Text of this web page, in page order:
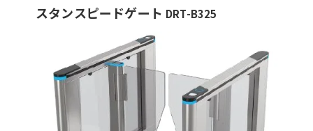
スタンスピードゲート DRT-B325